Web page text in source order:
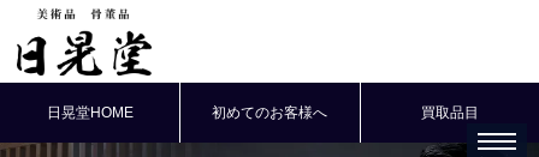
日晃堂HOME 初めてのお客様へ 買取品目